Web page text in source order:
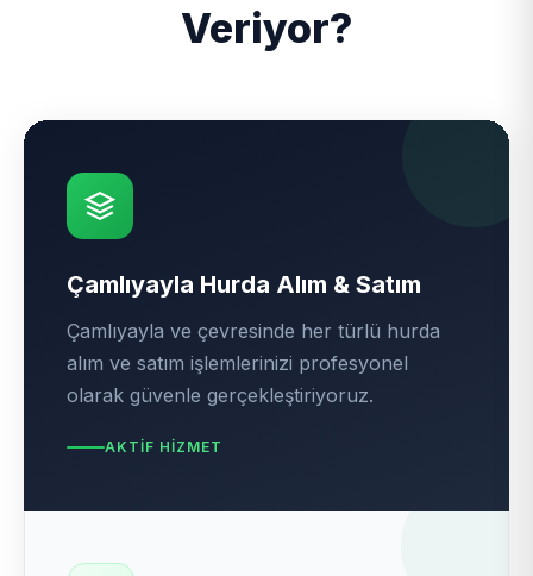
Veriyor?
Çamlıyayla Hurda Alım & Satım
Çamlıyayla ve çevresinde her türlü hurda
alım ve satım işlemlerinizi profesyonel
olarak güvenle gerçekleştiriyoruz.
AKTIF HIZMET